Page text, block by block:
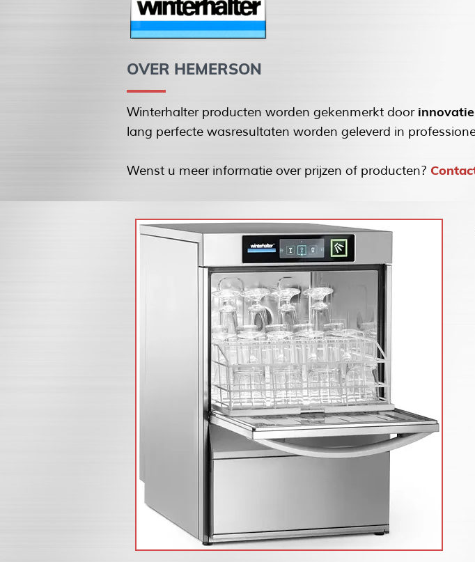
OVER HEMERSON
Winterhalter producten worden gekenmerkt door
lang perfecte wasresultaten worden geleverd in
Wenst u meer informatie over prijzen of producten?